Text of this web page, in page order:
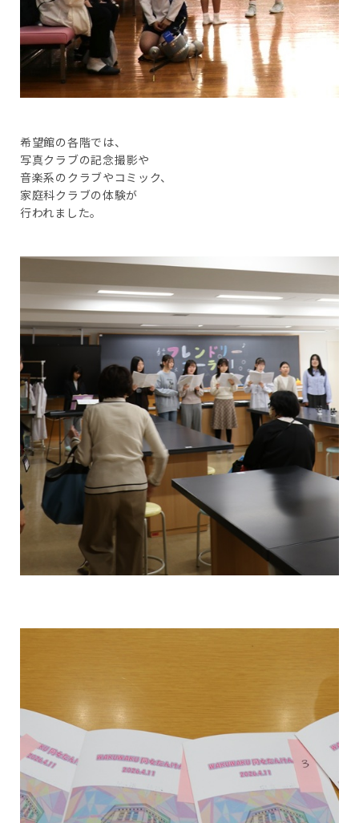
希望館の各階では、
写真クラブの記念撮影や
音楽系のクラブやコミック、
家庭科クラブの体験が
行われました。